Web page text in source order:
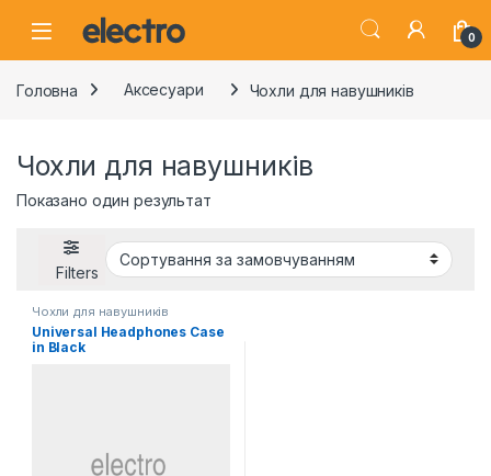
0
Головна Аксесуари Чохли для навушників
Чохли для навушників
Показано один результат
Filters
Чохли для навушників
Universal Headphones Case
in Black